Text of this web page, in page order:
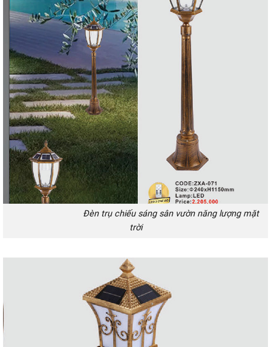
Đèn trụ chiếu sáng sân vườn năng lượng mặt
trời